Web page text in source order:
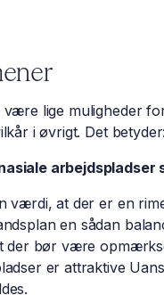
være lige muligheder
i øvrigt. Det betyder:
værdi, at der er en
en sådan
der bør være
er attraktive